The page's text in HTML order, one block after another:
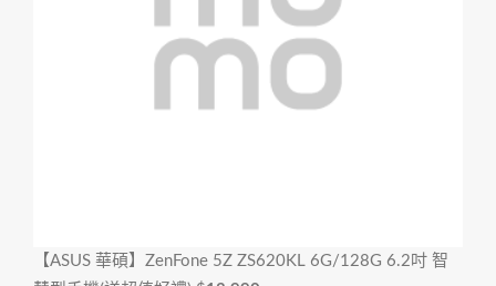
【ASUS 華碩】ZenFone 5Z ZS620KL 6G/128G 6.2吋 智